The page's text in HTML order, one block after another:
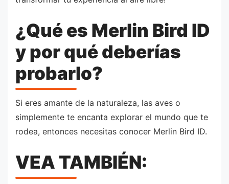
¿Qué es Merlin Bird ID
y por qué deberías
probarlo?
Si eres amante de la naturaleza, las aves o
simplemente te encanta explorar el mundo que te
rodea, entonces necesitas conocer Merlin Bird ID.
VEA TAMBIÉN: